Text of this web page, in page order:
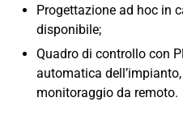
Progettazione ad hoc in
disponibile;
Quadro di controllo con
automatica
monitoraggio da remoto.